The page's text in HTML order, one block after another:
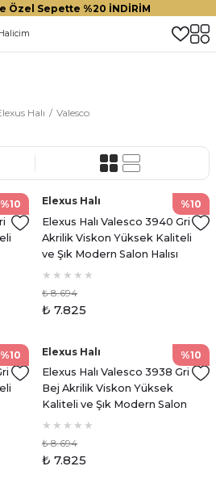
Özel Sepette %20 İNDİRİM
Halı Valesco
%10 %10
Elexus Halı
Elexus Halı Valesco 3940 Gri
Akrilik Viskon Yüksek Kaliteli
ve Şık Modern Salon Halısı
₺ 8.694
₺ 7.825
%10 %10
Elexus Halı
Elexus Halı Valesco 3938 Gri
Bej Akrilik Viskon Yüksek
Kaliteli ve Şık Modern Salon
Halısı
₺ 8.694
₺ 7.825